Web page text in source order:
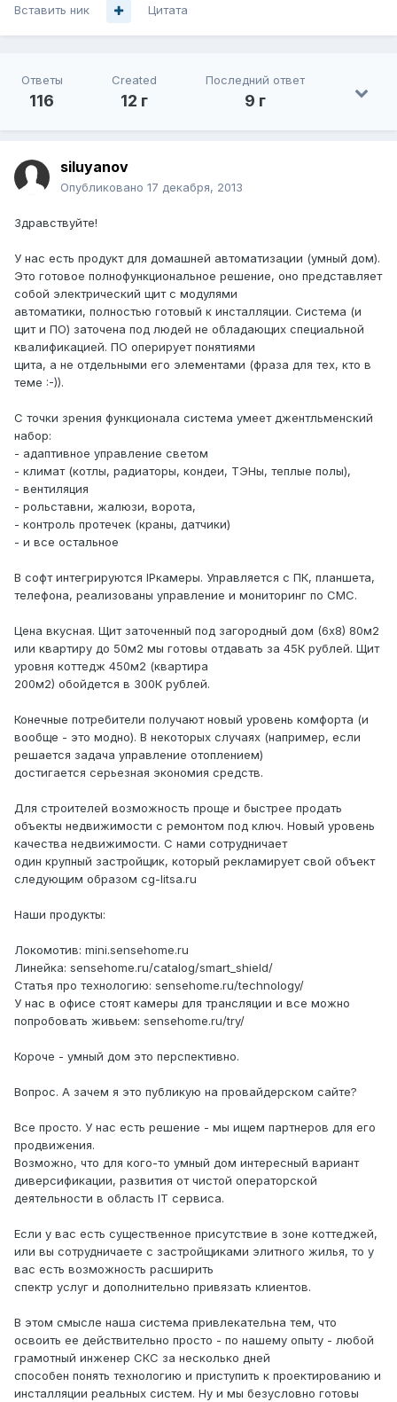
Вставить ник Цитата
Ответы
116
Created
12 г
Последний ответ
9 г
siluyanov
Опубликовано 17 декабря, 2013
Здравствуйте!
У нас есть продукт для домашней автоматизации (умный дом).
Это готовое полнофункциональное решение, оно представляет
собой электрический щит с модулями
автоматики, полностью готовый к инсталляции. Система (и
щит и ПО) заточена под людей не обладающих специальной
квалификацией. ПО оперирует понятиями
щита, а не отдельными его элементами (фраза для тех, кто в
теме :-)).
С точки зрения функционала система умеет джентльменский
набор:
- адаптивное управление светом
- климат (котлы, радиаторы, кондеи, ТЭНы, теплые полы),
- вентиляция
- рольставни, жалюзи, ворота,
- контроль протечек (краны, датчики)
- и все остальное
В софт интегрируются IPкамеры. Управляется с ПК, планшета,
телефона, реализованы управление и мониторинг по СМС.
Цена вкусная. Щит заточенный под загородный дом (6х8) 80м2
или квартиру до 50м2 мы готовы отдавать за 45К рублей. Щит
уровня коттедж 450м2 (квартира
200м2) обойдется в 300К рублей.
Конечные потребители получают новый уровень комфорта (и
вообще - это модно). В некоторых случаях (например, если
решается задача управление отоплением)
достигается серьезная экономия средств.
Для строителей возможность проще и быстрее продать
объекты недвижимости с ремонтом под ключ. Новый уровень
качества недвижимости. С нами сотрудничает
один крупный застройщик, который рекламирует свой объект
следующим образом cg-litsa.ru
Наши продукты:
Локомотив: mini.sensehome.ru
Линейка: sensehome.ru/catalog/smart_shield/
Статья про технологию: sensehome.ru/technology/
У нас в офисе стоят камеры для трансляции и все можно
попробовать живьем: sensehome.ru/try/
Короче - умный дом это перспективно.
Вопрос. А зачем я это публикую на провайдерском сайте?
Все просто. У нас есть решение - мы ищем партнеров для его
продвижения.
Возможно, что для кого-то умный дом интересный вариант
диверсификации, развития от чистой операторской
деятельности в область IT сервиса.
Если у вас есть существенное присутствие в зоне коттеджей,
или вы сотрудничаете с застройщиками элитного жилья, то у
вас есть возможность расширить
спектр услуг и дополнительно привязать клиентов.
В этом смысле наша система привлекательна тем, что
освоить ее действительно просто - по нашему опыту - любой
грамотный инженер СКС за несколько дней
способен понять технологию и приступить к проектированию и
инсталляции реальных систем. Ну и мы безусловно готовы